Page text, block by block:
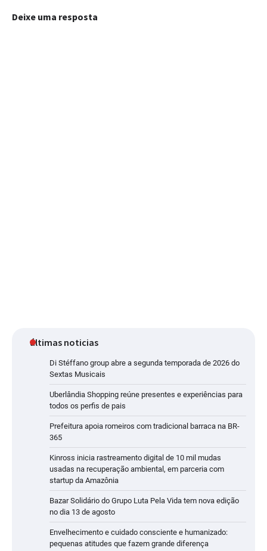
Deixe uma resposta
últimas noticias
Di Stéffano group abre a segunda temporada de 2026 do
Sextas Musicais
Uberlândia Shopping reúne presentes e experiências para
todos os perfis de pais
Prefeitura apoia romeiros com tradicional barraca na BR-
365
Kinross inicia rastreamento digital de 10 mil mudas
usadas na recuperação ambiental, em parceria com
startup da Amazônia
Bazar Solidário do Grupo Luta Pela Vida tem nova edição
no dia 13 de agosto
Envelhecimento e cuidado consciente e humanizado:
pequenas atitudes que fazem grande diferença